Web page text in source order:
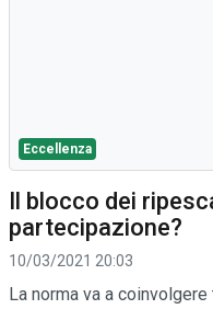
Eccellenza
Il blocco dei
partecipazione?
10/03/2021 20:03
La norma va a